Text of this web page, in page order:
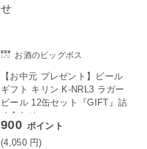
お酒のビッグボス
【お中元 プレゼント】ビール
ギフト キリン K-NRL3 ラガー
ビール 12缶セット『GIFT』詰
め合わせ
900 ポイント
(4,050 円)